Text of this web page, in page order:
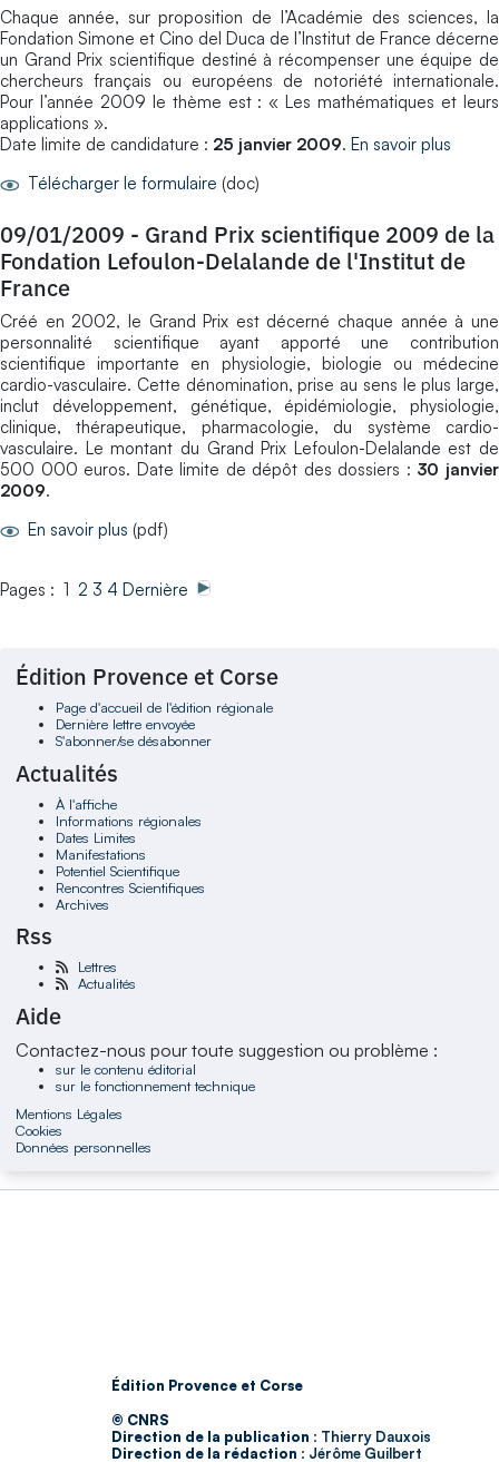
Chaque année, sur proposition de l’Académie des sciences, la
Fondation Simone et Cino del Duca de l’Institut de France décerne
un Grand Prix scientifique destiné à récompenser une équipe de
chercheurs français ou européens de notoriété internationale.
Pour l’année 2009 le thème est : « Les mathématiques et leurs
applications ».
Date limite de candidature : 25 janvier 2009. En savoir plus
Télécharger le formulaire (doc)
09/01/2009 - Grand Prix scientifique 2009 de la
Fondation Lefoulon-Delalande de l'Institut de
France
Créé en 2002, le Grand Prix est décerné chaque année à une
personnalité scientifique ayant apporté une contribution
scientifique importante en physiologie, biologie ou médecine
cardio-vasculaire. Cette dénomination, prise au sens le plus large,
inclut développement, génétique, épidémiologie, physiologie,
clinique, thérapeutique, pharmacologie, du système cardio-
vasculaire. Le montant du Grand Prix Lefoulon-Delalande est de
500 000 euros. Date limite de dépôt des dossiers : 30 janvier
2009.
En savoir plus (pdf)
Pages : 1 2 3 4 Dernière
Édition Provence et Corse
Page d'accueil de l'édition régionale
Dernière lettre envoyée
S'abonner/se désabonner
Actualités
À l'affiche
Informations régionales
Dates Limites
Manifestations
Potentiel Scientifique
Rencontres Scientifiques
Archives
Rss
Lettres
Actualités
Aide
Contactez-nous pour toute suggestion ou problème :
sur le contenu éditorial
sur le fonctionnement technique
Mentions Légales
Cookies
Données personnelles
Édition Provence et Corse
© CNRS
Direction de la publication : Thierry Dauxois
Direction de la rédaction : Jérôme Guilbert